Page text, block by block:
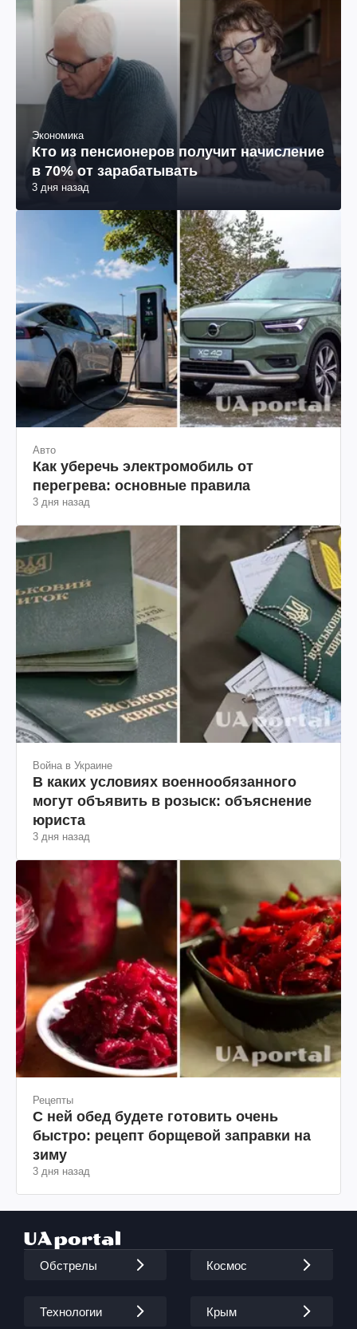
Экономика
Кто из пенсионеров получит начисление
в 70% от зарабатывать
3 дня назад
Авто
Как уберечь электромобиль от
перегрева: основные правила
3 дня назад
Война в Украине
В каких условиях военнообязанного
могут объявить в розыск: объяснение
юриста
3 дня назад
Рецепты
С ней обед будете готовить очень
быстро: рецепт борщевой заправки на
зиму
3 дня назад
Обстрелы Космос
Технологии Крым